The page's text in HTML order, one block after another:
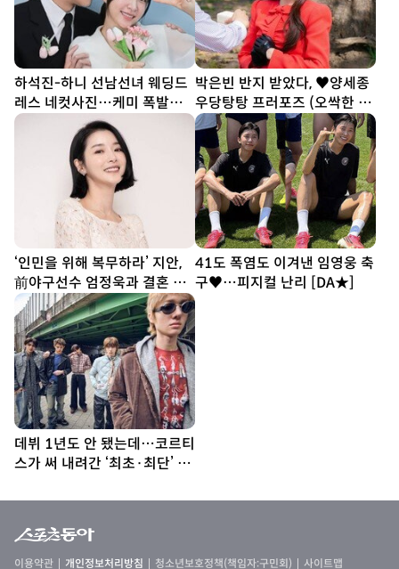
하석진-하니 선남선녀 웨딩드
레스 네컷사진…케미 폭발
[DA★]
박은빈 반지 받았다, ♥양세종
우당탕탕 프러포즈 (오싹한 연
애)
‘인민을 위해 복무하라’ 지안,
前야구선수 엄정욱과 결혼 발
표
41도 폭염도 이겨낸 임영웅 축
구♥…피지컬 난리 [DA★]
데뷔 1년도 안 됐는데…코르티
스가 써 내려간 ‘최초·최단’ 기
이용약관 개인정보처리방침 청소년보호정책(책임자:구민회) 사이트맵